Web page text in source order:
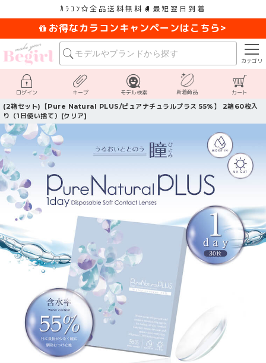
ｶﾗｺﾝ 全品送料無料 最短翌日到着
お得なカラコンキャンペーンはこちら>
カテゴリ
ログイン キープ モデル検索 新着商品 カート
(2箱セット)【Pure Natural PLUS/ピュアナチュラルプラス 55%】 2箱60枚入
り（1日使い捨て）[クリア]